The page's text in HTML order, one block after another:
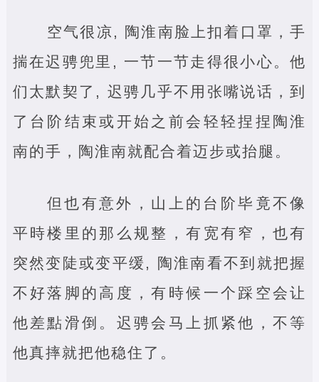
空气很凉, 陶淮南脸上扣着口罩，手
揣在迟骋兜里, 一节一节走得很小心。他
们太默契了, 迟骋几乎不用张嘴说话，到
了台阶结束或开始之前会轻轻捏捏陶淮
南的手，陶淮南就配合着迈步或抬腿。
但也有意外，山上的台阶毕竟不像
平時楼里的那么规整，有宽有窄，也有
突然变陡或变平缓, 陶淮南看不到就把握
不好落脚的高度，有時候一个踩空会让
他差點滑倒。迟骋会马上抓紧他，不等
他真摔就把他稳住了。